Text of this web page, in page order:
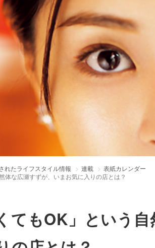
れたライフスタイル情報 連載
表紙カレンダー
体な広瀬すずが、いまお気に入りの店とは？
てもOK」という自